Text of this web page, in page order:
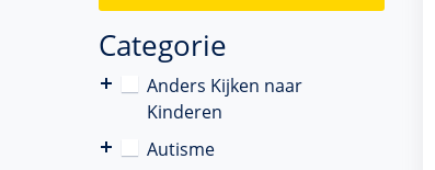
Categorie
Anders Kijken naar
Kinderen
Autisme